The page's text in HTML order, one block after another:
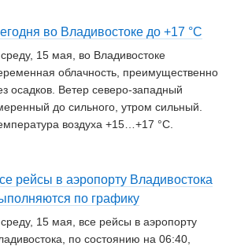
во Владивостоке до +17 °С
15 мая, во Владивостоке
облачность, преимущественно
осадков. Ветер северо-западный
до сильного, утром сильный.
воздуха +15…+17 °С.
рейсы в аэропорту Владивостока
по графику
15 мая, все рейсы в аэропорту
по состоянию на 06:40,